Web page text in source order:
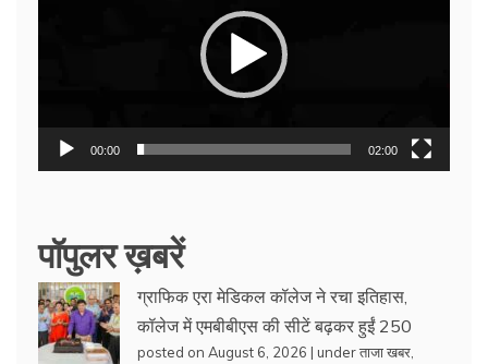
00:00 02:00
पॉपुलर ख़बरें
ग्राफिक एरा मेडिकल कॉलेज ने रचा इतिहास,
कॉलेज में एमबीबीएस की सीटें बढ़कर हुईं 250
posted on August 6, 2026 | underताजा खबर